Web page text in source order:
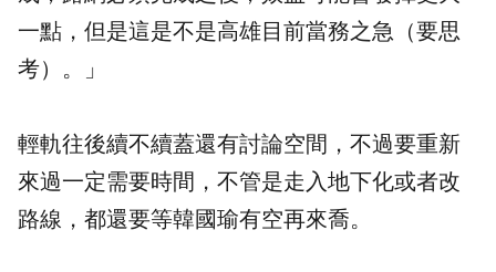
一點，但是這是不是高雄目前當務之急（要思
考）。」
輕軌往後續不續蓋還有討論空間，不過要重新
來過一定需要時間，不管是走入地下化或者改
路線，都還要等韓國瑜有空再來喬。